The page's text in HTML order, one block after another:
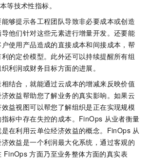
等技术性指标。
够提示各工程团队导致非必要成本或创造
他们针对这些元素进行增量开发。还要能
使用产品造成的直接成本和间接成本，帮
的定价模型。此外还可以持续提醒所有组
利润或财务目标方面的进展。
结合，就能通过云成本的增减来反映价值
效益帮助您了解业务的真实影响。如果云
益视图可以帮您了解组织是正在实现规模
标中存在失控的成本。FinOps 从业者衡量
在利用云单位经济效益的概念。FinOps 从
效益是一个利润最大化系统，通过客观的
FinOps 方面乃至业务整体方面的真实表